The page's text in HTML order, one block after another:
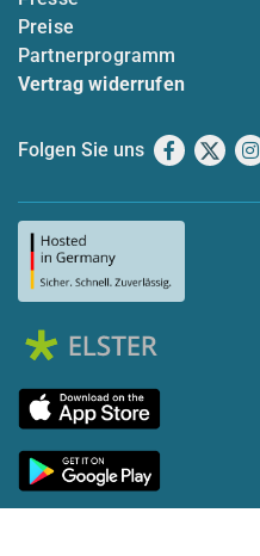
Preise
Partnerprogramm
Vertrag widerrufen
Folgen Sie uns Facebook
X